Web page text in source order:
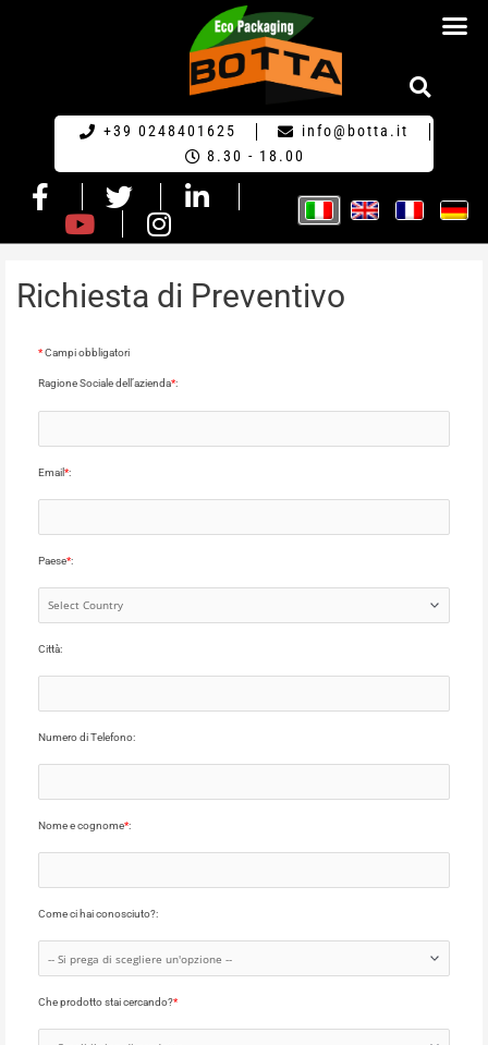
+39 0248401625
info@botta.it
8.30 - 18.00
Richiesta di Preventivo
*Campi obbligatori
Ragione Sociale dell’azienda*:
Email*:
Paese*:
Città:
Numero di Telefono:
Nome e cognome*:
Come ci hai conosciuto?:
Che prodotto stai cercando?*